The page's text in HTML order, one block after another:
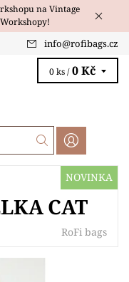
na Vintage
info@rofibags.cz
0 ks / 0 Kč
NOVINKA
CAT
RoFi bags